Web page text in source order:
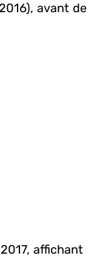
avant de
affichant